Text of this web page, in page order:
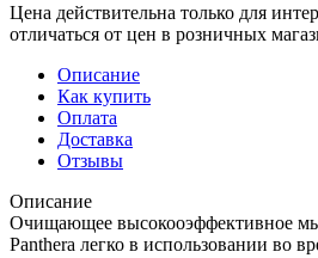
Цена действительна только для
отличаться от цен в розничных
Описание
Как купить
Оплата
Доставка
Отзывы
Описание
Очищающее высокооэффективное
Panthera легко в использовании во